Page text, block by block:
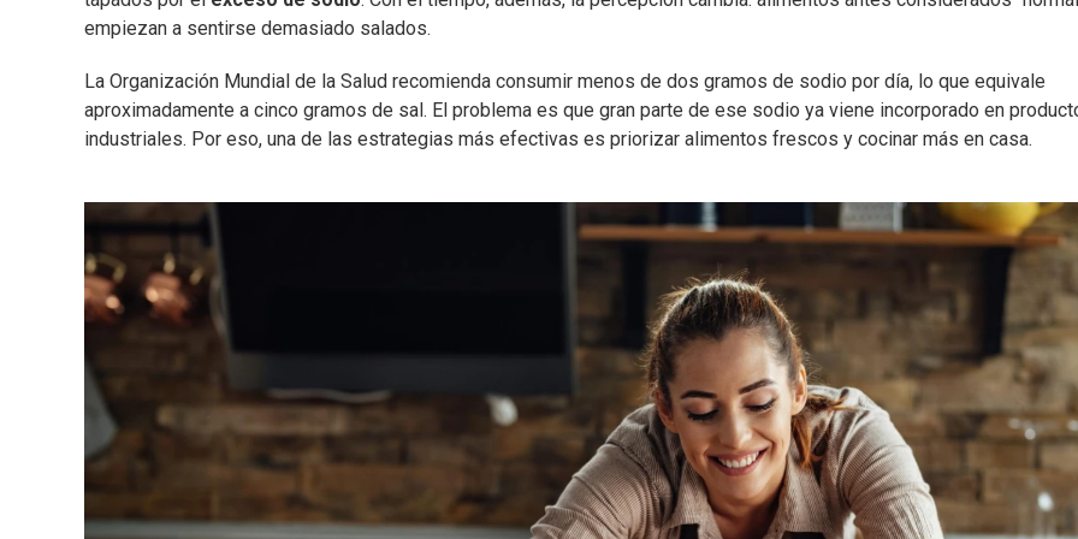
empiezan a sentirse demasiado salados.
La Organización Mundial de la Salud recomienda consumir menos de dos gramos de sodio por día, lo que equivale
aproximadamente a cinco gramos de sal. El problema es que gran parte de ese sodio ya viene incorporado en
industriales. Por eso, una de las estrategias más efectivas es priorizar alimentos frescos y cocinar más en casa.